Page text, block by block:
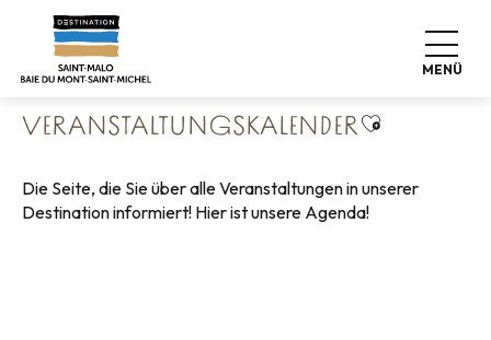
contenu
MENÜ
Startseite
Veranstaltungskalender
VERANSTALTUNGSKALENDERAjouter aux
Die Seite, die Sie über alle Veranstaltungen in unserer
Destination informiert! Hier ist unsere Agenda!